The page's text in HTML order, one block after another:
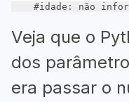
#idade: não
Veja que o
dos
era passar o